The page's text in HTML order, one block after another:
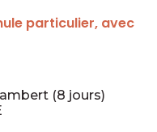
particulier, avec
(8 jours)